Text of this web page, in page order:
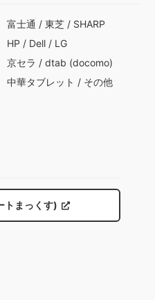
富士通 / 東芝 / SHARP
HP / Dell / LG
京セラ / dtab (docomo)
中華タブレット / その他
トまっくす)